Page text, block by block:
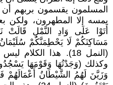
المسلمون يقسمون بربهم أن
يمسه إلا المطهرون، ولكن
أَتَوْا عَلَى وَادِ النَّمْلِ قَالَتْ
مَسَاكِنَكُمْ لَا يَحْطِمَنَّكُمْ
(النمل 18). هذا
وكذلك (وَجَدْتُهَا وَقَوْمَهَا
وَزَيَّنَ لَهُمُ الشَّيْطَانُ